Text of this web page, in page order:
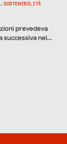
, SOSTENIBILITÀ
prevedeva
successiva nei
quando poi il